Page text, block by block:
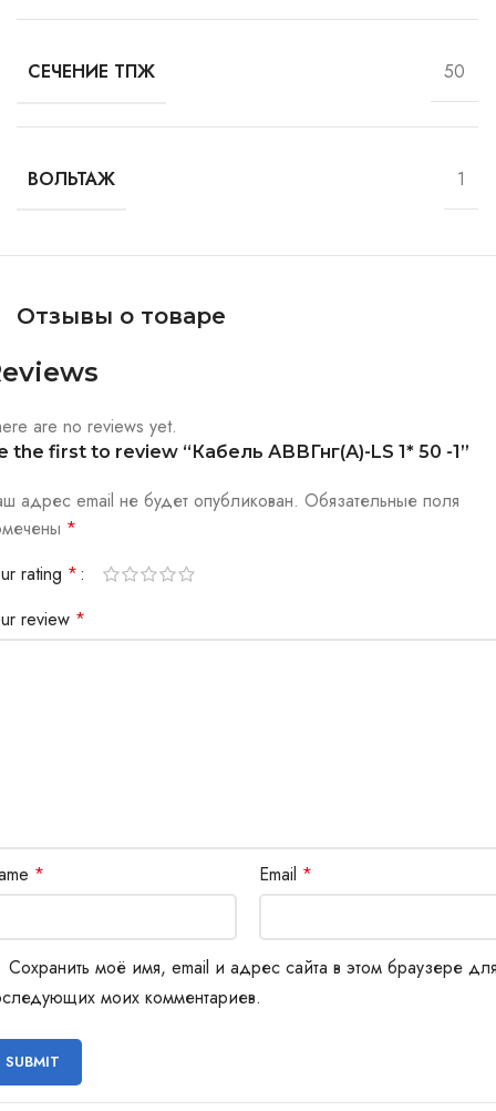
СЕЧЕНИЕ ТПЖ 50
ВОЛЬТАЖ 1
Отзывы о товаре
are no reviews yet.
the first to review “Кабель АВВГнг(А)-LS 1* 50 -1”
адрес email не будет опубликован. Обязательные поля
*
rating *
review *
* Email *
Сохранить моё имя, email и адрес сайта в этом браузере
моих комментариев.